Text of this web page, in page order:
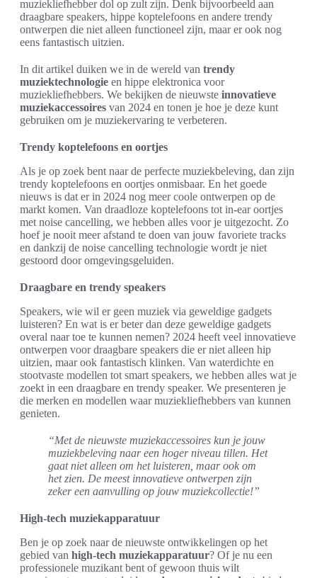
muziekliefhebber dol op zult zijn. Denk bijvoorbeeld aan
draagbare speakers, hippe koptelefoons en andere trendy
ontwerpen die niet alleen functioneel zijn, maar er ook nog
eens fantastisch uitzien.
In dit artikel duiken we in de wereld van trendy
muziektechnologie en hippe elektronica voor
muziekliefhebbers. We bekijken de nieuwste innovatieve
muziekaccessoires van 2024 en tonen je hoe je deze kunt
gebruiken om je muziekervaring te verbeteren.
Trendy koptelefoons en oortjes
Als je op zoek bent naar de perfecte muziekbeleving, dan zijn
trendy koptelefoons en oortjes onmisbaar. En het goede
nieuws is dat er in 2024 nog meer coole ontwerpen op de
markt komen. Van draadloze koptelefoons tot in-ear oortjes
met noise cancelling, we hebben alles voor je uitgezocht. Zo
hoef je nooit meer afstand te doen van jouw favoriete tracks
en dankzij de noise cancelling technologie wordt je niet
gestoord door omgevingsgeluiden.
Draagbare en trendy speakers
Speakers, wie wil er geen muziek via geweldige gadgets
luisteren? En wat is er beter dan deze geweldige gadgets
overal naar toe te kunnen nemen? 2024 heeft veel innovatieve
ontwerpen voor draagbare speakers die er niet alleen hip
uitzien, maar ook fantastisch klinken. Van waterdichte en
stootvaste modellen tot smart speakers, we hebben alles wat je
zoekt in een draagbare en trendy speaker. We presenteren je
die merken en modellen waar muziekliefhebbers van kunnen
genieten.
“Met de nieuwste muziekaccessoires kun je jouw
muziekbeleving naar een hoger niveau tillen. Het
gaat niet alleen om het luisteren, maar ook om
het zien. De meest innovatieve ontwerpen zijn
zeker een aanvulling op jouw muziekcollectie!”
High-tech muziekapparatuur
Ben je op zoek naar de nieuwste ontwikkelingen op het
gebied van high-tech muziekapparatuur? Of je nu een
professionele muzikant bent of gewoon thuis wilt